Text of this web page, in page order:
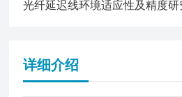
光纤延迟线环境适应性及精度研
详细介绍